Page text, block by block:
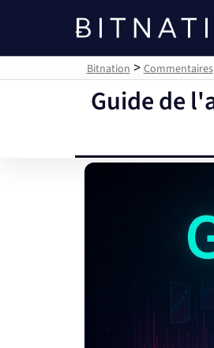
Bitnation
Bitnation >Commentaires
Guide de